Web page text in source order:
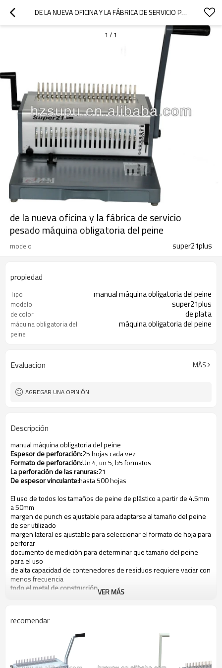
DE LA NUEVA OFICINA Y LA FÁBRICA DE SERVICIO PESADO MÁQUINA OBLIGATORIA DEL PEINE
1 / 1
de la nueva oficina y la fábrica de servicio
pesado máquina obligatoria del peine
modelo super21plus
propiedad
Tipo manual máquina obligatoria del peine
modelo super21plus
de color de plata
máquina obligatoria del
peine
máquina obligatoria del peine
Evaluacion MÁS
AGREGAR UNA OPINIÓN
Descripción
manual máquina obligatoria del peine
Espesor de perforación:25 hojas cada vez
Formato de perforación:Un 4, un 5, b5 formatos
La perforación de las ranuras:21
De espesor vinculante:hasta 500 hojas
El uso de todos los tamaños de peine de plástico a partir de 4.5mm
a 50mm
margen de punch es ajustable para adaptarse al tamaño del peine
de ser utilizado
margen lateral es ajustable para seleccionar el formato de hoja para
perforar
documento de medición para determinar que tamaño del peine
para el uso
de alta capacidad de contenedores de residuos requiere vaciar con
menos frecuencia
todo el metal de construcción
Dimensión de la máquina( mm): 420x380x445
VER MÁS
recomendar